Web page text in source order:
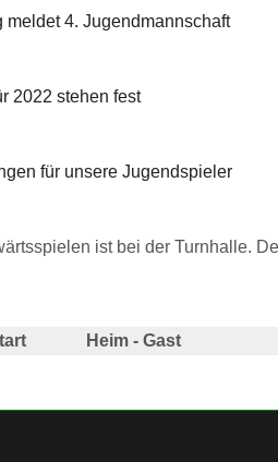
4. Jugendmannschaft
2022 stehen fest
für unsere Jugendspieler
ist bei der Turnhalle.
Heim - Gast